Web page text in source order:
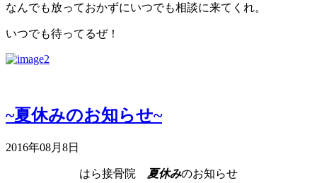
なんでも放っておかずにいつでも相談に来てくれ。
いつでも待ってるぜ！
~夏休みのお知らせ~
2016年08月8日
はら接骨院 夏休みのお知らせ